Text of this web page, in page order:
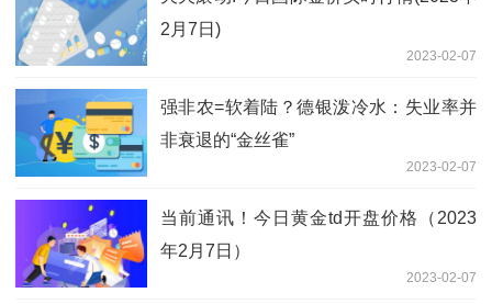
2月7日)
2023-02-07
强非农=软着陆？德银泼冷水：失业率并
非衰退的“金丝雀”
2023-02-07
当前通讯！今日黄金td开盘价格（2023
年2月7日）
2023-02-07